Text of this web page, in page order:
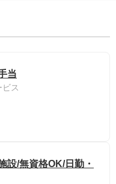
当
ス
設/無資格OK/日勤・